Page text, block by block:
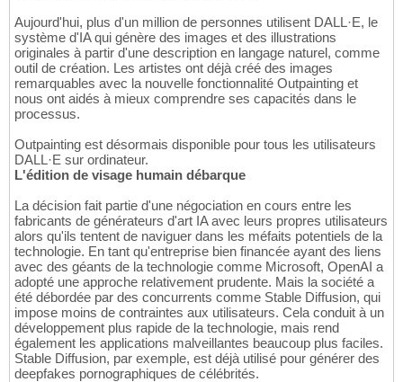
Aujourd'hui, plus d'un million de personnes utilisent DALL·E, le
système d'IA qui génère des images et des illustrations
originales à partir d'une description en langage naturel, comme
outil de création. Les artistes ont déjà créé des images
remarquables avec la nouvelle fonctionnalité Outpainting et
nous ont aidés à mieux comprendre ses capacités dans le
processus.
Outpainting est désormais disponible pour tous les utilisateurs
DALL·E sur ordinateur.
L'édition de visage humain débarque
La décision fait partie d'une négociation en cours entre les
fabricants de générateurs d'art IA avec leurs propres utilisateurs
alors qu'ils tentent de naviguer dans les méfaits potentiels de la
technologie. En tant qu'entreprise bien financée ayant des liens
avec des géants de la technologie comme Microsoft, OpenAI a
adopté une approche relativement prudente. Mais la société a
été débordée par des concurrents comme Stable Diffusion, qui
impose moins de contraintes aux utilisateurs. Cela conduit à un
développement plus rapide de la technologie, mais rend
également les applications malveillantes beaucoup plus faciles.
Stable Diffusion, par exemple, est déjà utilisé pour générer des
deepfakes pornographiques de célébrités.